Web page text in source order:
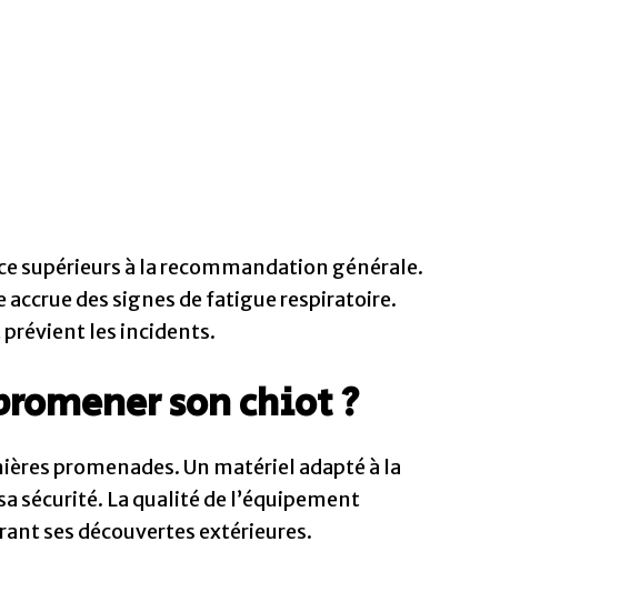
supérieurs à la recommandation générale.
des signes de fatigue respiratoire.
les incidents.
son chiot ?
promenades. Un matériel adapté à la
sécurité. La qualité de l’équipement
ses découvertes extérieures.